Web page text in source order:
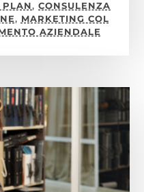
PLAN, CONSULENZA
, MARKETING COL
AZIENDALE